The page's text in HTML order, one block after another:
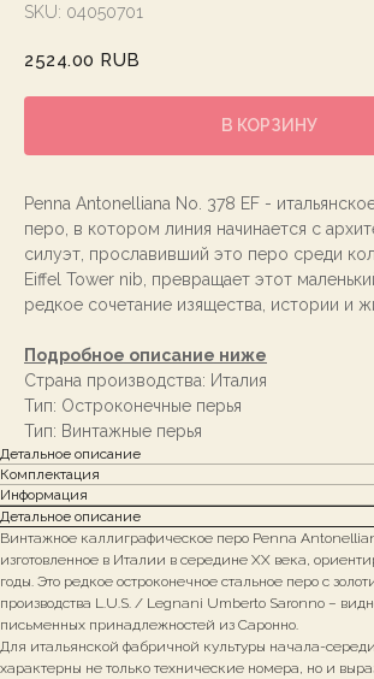
SKU: 04050701
2524.00 RUB
В КОРЗИНУ
Penna Antonelliana No. 378 EF -
перо, в котором линия начинается с
силуэт, прославивший это перо среди
Eiffel Tower nib, превращает этот
редкое сочетание изящества, истории и
Подробное описание ниже
Страна производства: Италия
Тип: Остроконечные перья
Тип: Винтажные перья
Детальное описание
Комплектация
Информация
Детальное описание
Винтажное каллиграфическое перо Penna
изготовленное в Италии в середине XX века,
годы. Это редкое остроконечное стальное перо с
производства L.U.S. / Legnani Umberto Saronno –
письменных принадлежностей из Саронно.
Для итальянской фабричной культуры начала-
характерны не только технические номера, но и